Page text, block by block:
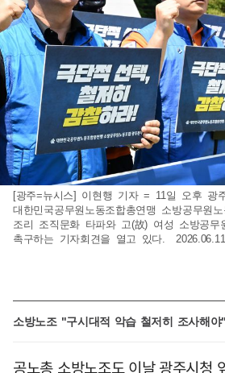
[광주=뉴시스] 이현행 기자 = 11일 오후 광
대한민국공무원노동조합총연맹 소방공무원
조리 조직문화 타파와 고(故) 여성 소방공무
촉구하는 기자회견을 열고 있다.
소방노조 "구시대적 악습 철저히 조사해야"
공노총 소방노조도 이날 광주시청